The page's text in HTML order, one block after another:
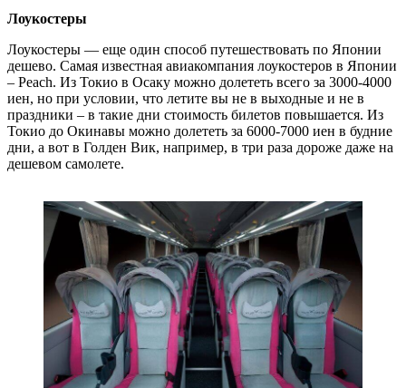
Лоукостеры
Лоукостеры — еще один способ путешествовать по Японии
дешево. Самая известная авиакомпания лоукостеров в Японии
– Peach. Из Токио в Осаку можно долететь всего за 3000-4000
иен, но при условии, что летите вы не в выходные и не в
праздники – в такие дни стоимость билетов повышается. Из
Токио до Окинавы можно долететь за 6000-7000 иен в будние
дни, а вот в Голден Вик, например, в три раза дороже даже на
дешевом самолете.